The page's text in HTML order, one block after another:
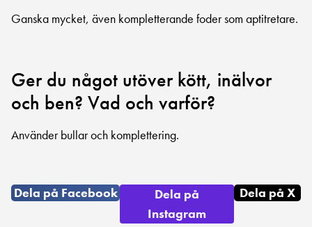
Ganska mycket, även kompletterande foder som aptitretare.
Ger du något utöver kött, inälvor
och ben? Vad och varför?
Använder bullar och komplettering.
Dela på Facebook
Dela på
Instagram
Dela på X